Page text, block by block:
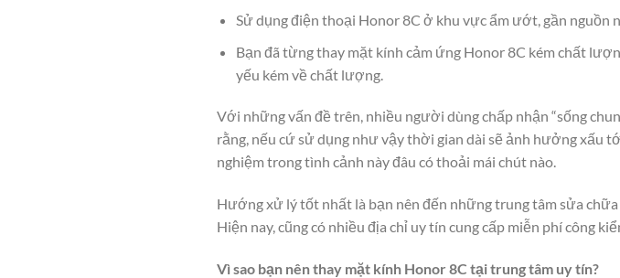
Sử dụng điện thoại Honor 8C ở khu vực ẩm ướt, gần nguồn
Bạn đã từng thay mặt kính cảm ứng Honor 8C kém chất
yếu kém về chất lượng.
Với những vấn đề trên, nhiều người dùng chấp nhận “sống
rằng, nếu cứ sử dụng như vậy thời gian dài sẽ ảnh hưởng xấu
nghiệm trong tình cảnh này đâu có thoải mái chút nào.
Hướng xử lý tốt nhất là bạn nên đến những trung tâm sửa
Hiện nay, cũng có nhiều địa chỉ uy tín cung cấp miễn phí công
Vì sao bạn nên thay mặt kính Honor 8C tại trung tâm uy tín?